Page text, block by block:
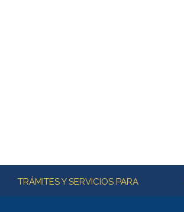
Más información
TRÁMITES Y SERVICIOS PARA